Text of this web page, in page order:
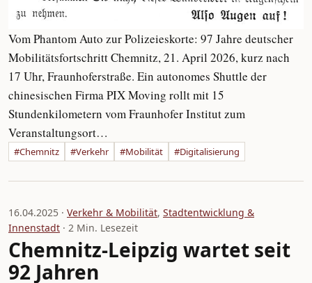
Vom Phantom Auto zur Polizeieskorte: 97 Jahre deutscher
Mobilitätsfortschritt Chemnitz, 21. April 2026, kurz nach
17 Uhr, Fraunhoferstraße. Ein autonomes Shuttle der
chinesischen Firma PIX Moving rollt mit 15
Stundenkilometern vom Fraunhofer Institut zum
Veranstaltungsort…
#Chemnitz #Verkehr #Mobilität #Digitalisierung
16.04.2025 · Verkehr & Mobilität, Stadtentwicklung &
Innenstadt · 2 Min. Lesezeit
Chemnitz-Leipzig wartet seit
92 Jahren